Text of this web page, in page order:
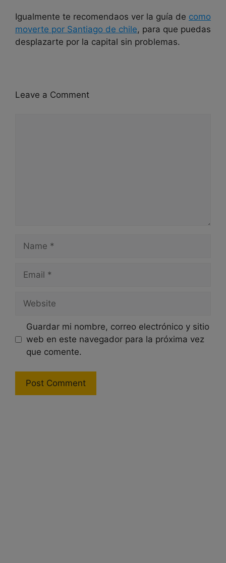
Igualmente te recomendaos ver la guía de como
moverte por Santiago de chile, para que puedas
desplazarte por la capital sin problemas.
Leave a Comment
Name
Email
Website
Guardar mi nombre, correo electrónico y sitio
web en este navegador para la próxima vez
que comente.